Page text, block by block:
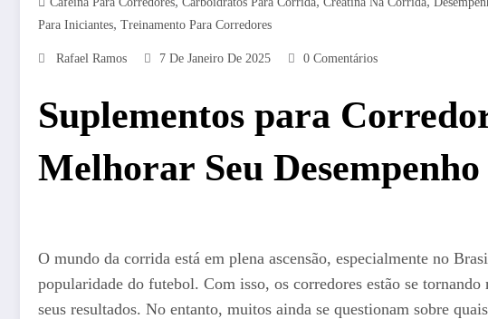
Para Iniciantes, Treinamento Para Corredores
Rafael Ramos 7 De Janeiro De 2025 0 Comentários
Suplementos para
Melhorar Seu Desempenho
O mundo da corrida está em plena ascensão, especialmente no
popularidade do futebol. Com isso, os corredores estão se
seus resultados. No entanto, muitos ainda se questionam sobre